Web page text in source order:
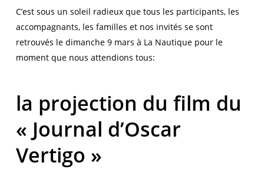
C’est sous un soleil radieux que tous les participants, les
accompagnants, les familles et nos invités se sont
retrouvés le dimanche 9 mars à La Nautique pour le
moment que nous attendions tous:
la projection du film du
« Journal d’Oscar
Vertigo »